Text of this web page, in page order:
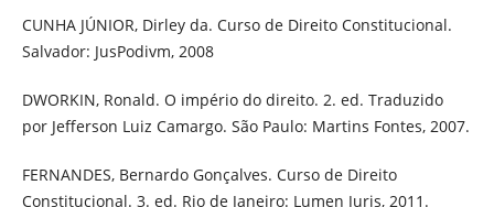
CUNHA JÚNIOR, Dirley da. Curso de Direito Constitucional.
Salvador: JusPodivm, 2008
DWORKIN, Ronald. O império do direito. 2. ed. Traduzido
por Jefferson Luiz Camargo. São Paulo: Martins Fontes, 2007.
FERNANDES, Bernardo Gonçalves. Curso de Direito
Constitucional. 3. ed. Rio de Janeiro: Lumen Juris, 2011.